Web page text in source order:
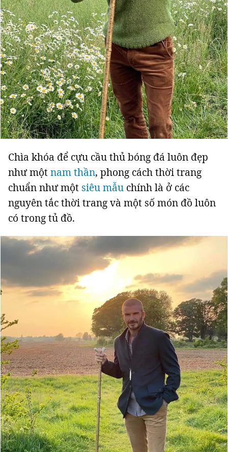
Chìa khóa để cựu cầu thủ bóng đá luôn đẹp
như mộtnam thần, phong cách thời trang
chuẩn như một siêu mẫu chính là ở các
nguyên tắc thời trang và một số món đồ luôn
có trong tủ đồ.